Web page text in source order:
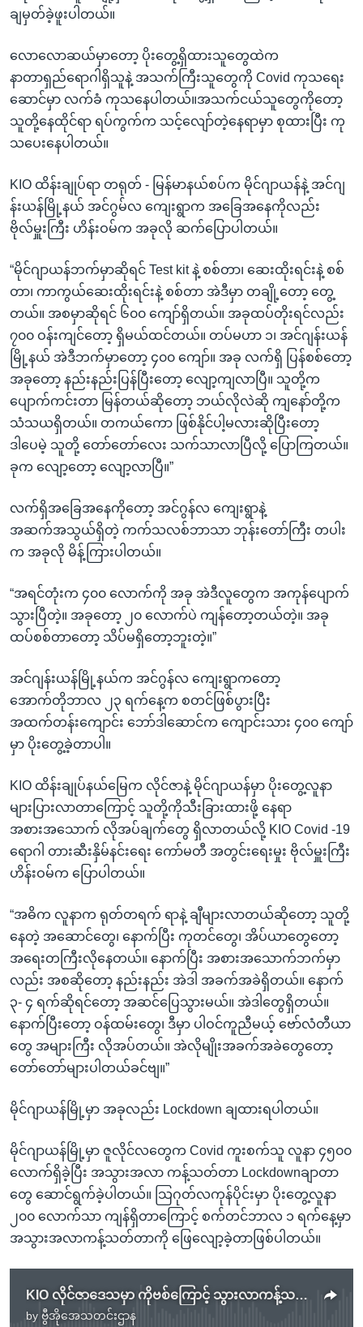
ချမှတ်ခဲ့ဖူးပါတယ်။
လောလောဆယ်မှာတော့ ပိုးတွေ့ရှိထားသူတွေထဲက
နာတာရှည်ရောဂါရှိသူနဲ့ အသက်ကြီးသူတွေကို Covid ကုသရေး
ဆောင်မှာ လက်ခံ ကုသနေပါတယ်။အသက်ငယ်သူတွေကိုတော့
သူတို့နေထိုင်ရာ ရပ်ကွက်က သင့်လျော်တဲ့နေရာမှာ စုထားပြီး ကု
သပေးနေပါတယ်။
KIO ထိန်းချုပ်ရာ တရုတ် - မြန်မာနယ်စပ်က မိုင်ဂျာယန်နဲ့ အင်ဂျ
န်းယန်မြို့နယ် အင်ဂွမ်လ ကျေးရွာက အခြေအနေကိုလည်း
ဗိုလ်မှူးကြီး ဟိန်းဝမ်က အခုလို ဆက်ပြောပါတယ်။
“မိုင်ဂျာယန်ဘက်မှာဆိုရင် Test kit နဲ့ စစ်တာ၊ ဆေးထိုးရင်းနဲ့ စစ်
တာ၊ ကာကွယ်ဆေးထိုးရင်းနဲ့ စစ်တာ အဲဒီမှာ တချို့တော့ တွေ့
တယ်။ အစမှာဆိုရင် ၆၀၀ ကျော်ရှိတယ်။ အခုထပ်တိုးရင်လည်း
၇၀၀ ဝန်းကျင်တော့ ရှိမယ်ထင်တယ်။ တပ်မဟာ ၁၊ အင်ဂျန်းယန်
မြို့နယ် အဲဒီဘက်မှာတော့ ၄၀၀ ကျော်။ အခု လက်ရှိ ပြန်စစ်တော့
အခုတော့ နည်းနည်းပြန်ပြီးတော့ လျော့ကျလာပြီ။ သူတို့က
ပျောက်ကင်းတာ မြန်တယ်ဆိုတော့ ဘယ်လိုလဲဆို ကျနော်တို့က
သံသယရှိတယ်။ တကယ်ကော ဖြစ်နိုင်ပါ့မလားဆိုပြီးတော့
ဒါပေမဲ့ သူတို့ တော်တော်လေး သက်သာလာပြီလို့ ပြောကြတယ်။
ခုက လျော့တော့ လျော့လာပြီ။”
လက်ရှိအခြေအနေကိုတော့ အင်ဂွန်လ ကျေးရွာနဲ့
အဆက်အသွယ်ရှိတဲ့ ကက်သလစ်ဘာသာ ဘုန်းတော်ကြီး တပါး
က အခုလို မိန့်ကြားပါတယ်။
“အရင်တုံးက ၄၀၀ လောက်ကို အခု အဲဒီလူတွေက အကုန်ပျောက်
သွားပြီတဲ့။ အခုတော့ ၂၀ လောက်ပဲ ကျန်တော့တယ်တဲ့။ အခု
ထပ်စစ်တာတော့ သိပ်မရှိတော့ဘူးတဲ့။”
အင်ဂျန်းယန်မြို့နယ်က အင်ဂွန်လ ကျေးရွာကတော့
အောက်တိုဘာလ ၂၃ ရက်နေ့က စတင်ဖြစ်ပွားပြီး
အထက်တန်းကျောင်း ဘော်ဒါဆောင်က ကျောင်းသား ၄၀၀ ကျော်
မှာ ပိုးတွေ့ခဲ့တာပါ။
KIO ထိန်းချုပ်နယ်မြေက လိုင်ဇာနဲ့ မိုင်ဂျာယန်မှာ ပိုးတွေ့လူနာ
များပြားလာတာကြောင့် သူတို့ကိုသီးခြားထားဖို့ နေရာ
အစားအသောက် လိုအပ်ချက်တွေ ရှိလာတယ်လို့ KIO Covid -19
ရောဂါ တားဆီးနှိမ်နင်းရေး ကော်မတီ အတွင်းရေးမှုး ဗိုလ်မှူးကြီး
ဟိန်းဝမ်က ပြောပါတယ်။
“အဓိက လူနာက ရုတ်တရက် ရာနဲ့ ချီများလာတယ်ဆိုတော့ သူတို့
နေတဲ့ အဆောင်တွေ၊ နောက်ပြီး ကုတင်တွေ၊ အိပ်ယာတွေတော့
အရေးတကြီးလိုနေတယ်။ နောက်ပြီး အစားအသောက်ဘက်မှာ
လည်း အစဆိုတော့ နည်းနည်း အဲဒါ အခက်အခဲရှိတယ်။ နောက်
၃- ၄ ရက်ဆိုရင်တော့ အဆင်ပြေသွားမယ်။ အဲဒါတွေရှိတယ်။
နောက်ပြီးတော့ ဝန်ထမ်းတွေ၊ ဒီမှာ ပါဝင်ကူညီမယ့် ဗော်လံတီယာ
တွေ အများကြီး လိုအပ်တယ်။ အဲလိုမျိုးအခက်အခဲတွေတော့
တော်တော်များပါတယ်ခင်ဗျ။”
မိုင်ဂျာယန်မြို့မှာ အခုလည်း Lockdown ချထားရပါတယ်။
မိုင်ဂျာယန်မြို့မှာ ဇူလိုင်လတွေက Covid ကူးစက်သူ လူနာ ၄၅၀၀
လောက်ရှိခဲ့ပြီး အသွားအလာ ကန့်သတ်တာ Lockdownချာတာ
တွေ ဆောင်ရွက်ခဲ့ပါတယ်။ သြဂုတ်လကုန်ပိုင်းမှာ ပိုးတွေ့လူနာ
၂၀၀ လောက်သာ ကျန်ရှိတာကြောင့် စက်တင်ဘာလ ၁ ရက်နေ့မှာ
အသွားအလာကန့်သတ်တာကို ဖြေလျော့ခဲ့တာဖြစ်ပါတယ်။
KIO လိုင်ဇာဒေသမှာ ကိုဗစ်ကြောင့် သွားလာကန့်သတ်မိန့်ချမှတ်
by ဗွီအိုအေသတင်းဌာန